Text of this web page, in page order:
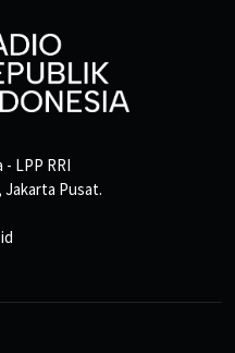
LPP RRI
Jakarta Pusat.